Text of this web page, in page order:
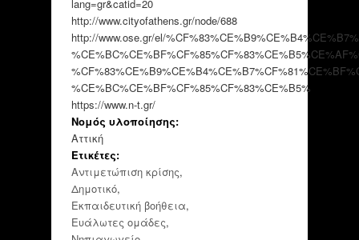
lang=gr&catid=20
http://www.cityofathens.gr/node/688
http://www.ose.gr/el/
%CE%BC%CE%BF%CF%85%CF%83%CE%B5%
https://www.n-t.gr/
Νομός υλοποίησης:
Αττική
Ετικέτες:
Αντιμετώπιση κρίσης,
Δημοτικό,
Εκπαιδευτική βοήθεια,
Ευάλωτες ομάδες,